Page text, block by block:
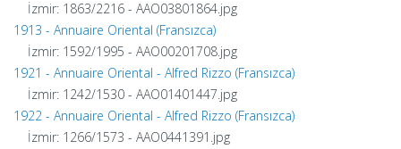
İzmir: 1863/2216 - AAO03801864.jpg
1913 - Annuaire Oriental (Fransızca)
İzmir: 1592/1995 - AAO00201708.jpg
1921 - Annuaire Oriental - Alfred Rizzo (Fransızca)
İzmir: 1242/1530 - AAO01401447.jpg
1922 - Annuaire Oriental - Alfred Rizzo (Fransızca)
İzmir: 1266/1573 - AAO0441391.jpg